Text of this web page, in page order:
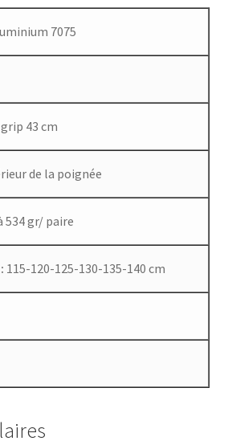
7075
43 cm
de la poignée
534 gr/ paire
115-120-125-130-135-140 cm